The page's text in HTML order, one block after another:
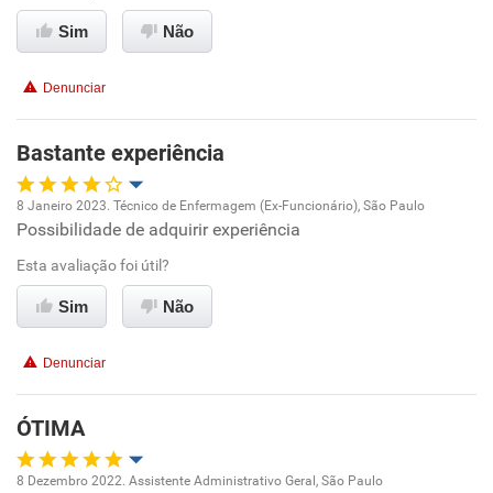
Ambiente de trabalho
Benefícios
Recomenda esta empresa
Sim Não
Denunciar
Bastante experiência
Oportunidade de promoção
Ambiente de trabalho
Benefícios
Recomenda esta empresa
8 Janeiro 2023. Técnico de Enfermagem (Ex-Funcionário), São Paulo
Possibilidade de adquirir experiência
Esta avaliação foi útil?
Sim Não
Denunciar
ÓTIMA
8 Dezembro 2022. Assistente Administrativo Geral, São Paulo